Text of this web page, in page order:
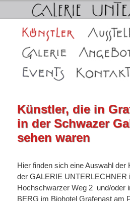
Galerie
Galerie Unterlechner in Schwaz
Zum
primären
springen
Zum
sekundären
springen
Künstler Ausstellungen
Die Galerien Angebote
Events Kontakt
Künstler, die in
in der Schwazer
sehen waren
Hier finden sich eine Auswahl der
der GALERIE UNTERLECHNER
Hochschwarzer Weg 2 und/oder
BERG im Biohotel Grafenast am